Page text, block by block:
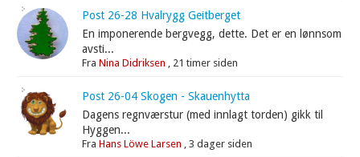
Post 26-28 Hvalrygg Geitberget
En imponerende bergvegg, dette. Det er en lønnsom
avsti...
FraNina Didriksen , 21 timer siden
Post 26-04 Skogen - Skauenhytta
Dagens regnværstur (med innlagt torden) gikk til
Hyggen...
FraHans Löwe Larsen ,3 dager siden